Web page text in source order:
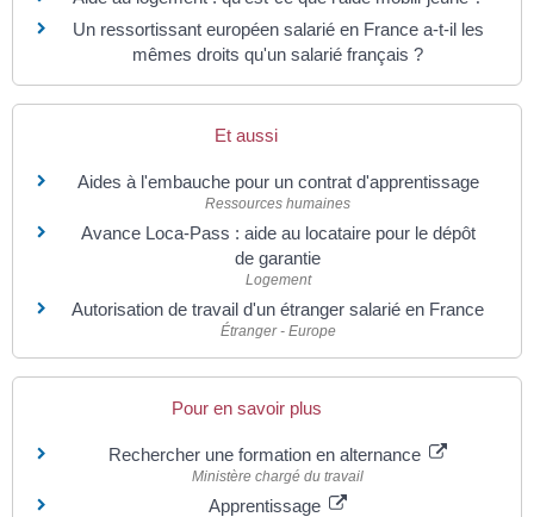
Un ressortissant européen salarié en France a-t-il les
mêmes droits qu'un salarié français ?
Et aussi
Aides à l'embauche pour un contrat d'apprentissage
Ressources humaines
Avance Loca-Pass : aide au locataire pour le dépôt
de garantie
Logement
Autorisation de travail d'un étranger salarié en France
Étranger - Europe
Pour en savoir plus
Rechercher une formation en alternance
Ministère chargé du travail
Apprentissage